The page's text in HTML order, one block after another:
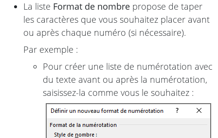
La liste Format de nombre propose de taper
les caractères que vous souhaitez placer avant
ou après chaque numéro (si nécessaire).
Par exemple :
Pour créer une liste de numérotation avec
du texte avant ou après la numérotation,
saisissez-la comme vous le souhaitez :